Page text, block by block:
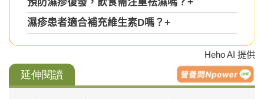
濕疹患者適合補充維生素D嗎？+
Heho AI 提供